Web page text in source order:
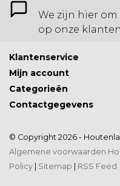
We zijn hier
op onze
Klantenservice
Mijn account
Categorieën
Contactgegevens
© Copyright 2026 -
Algemene voorwaarden
Policy
Sitemap RSS Feed